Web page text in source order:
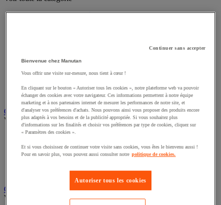
Appareil photo, caméscope et jumelles
Matériel de projection et vidéoprojection
Studio Web radio et vidéo
Système d'affichage dynamique et interactif
Télévision, lecteur DVD et Blu-ray
Chauffage, climatisation et traitement de l'air
Voir toute la catégorie
Climatiseur
Rafraîchisseur d'air
Classement et archivage
Voir toute la catégorie
Continuer sans accepter
Bienvenue chez Manutan
Vous offrir une visite sur-mesure, nous tient à cœur !
En cliquant sur le bouton « Autoriser tous les cookies », notre plateforme web va pouvoir
échanger des cookies avec votre navigateur. Ces informations permettent à notre équipe
marketing et à nos partenaires internet de mesurer les performances de notre site, et
d'analyser vos préférences d'achats. Nous pouvons ainsi vous proposer des produits encore
plus adaptés à vos besoins et de la publicité appropriée. Si vous souhaitez plus
d'informations sur les finalités et choisir vos préférences par type de cookies, cliquez sur
« Paramètres des cookies ».
Et si vous choisissez de continuer votre visite sans cookies, vous êtes le bienvenu aussi !
Pour en savoir plus, vous pouvez aussi consulter notre politique de cookies.
Autoriser tous les cookies